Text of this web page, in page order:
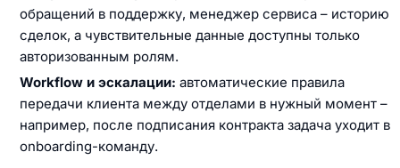
обращений в поддержку, менеджер сервиса – историю
сделок, а чувствительные данные доступны только
авторизованным ролям.
Workflow и эскалации: автоматические правила
передачи клиента между отделами в нужный момент –
например, после подписания контракта задача уходит в
onboarding-команду.